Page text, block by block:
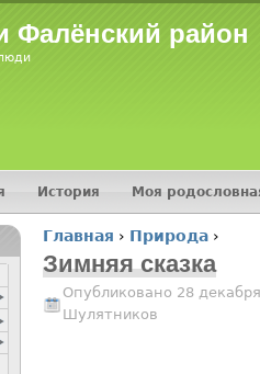
Фалёнский район
Вы здесь
Главная › Природа ›
Зимняя сказка
Опубликовано 28
Шулятников
История Моя